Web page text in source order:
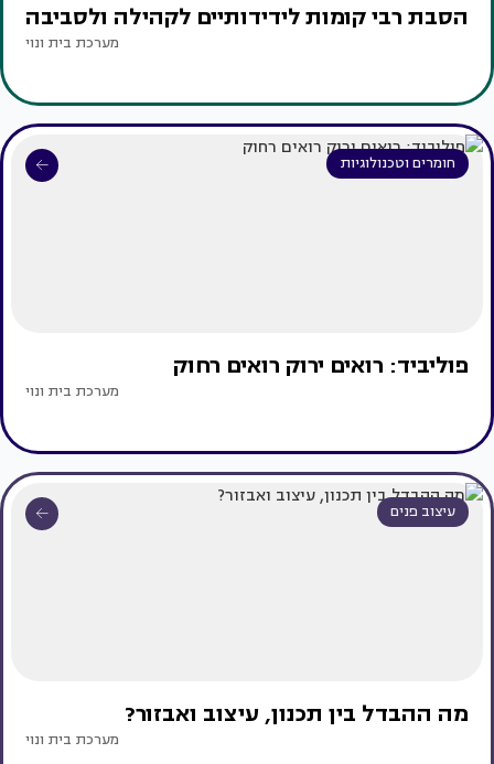
הסבת רבי קומות לידידותיים לקהילה ולסביבה
מערכת בית ונוי
חומרים וטכנולוגיות
פוליביד: רואים ירוק רואים רחוק
מערכת בית ונוי
עיצוב פנים
מה ההבדל בין תכנון, עיצוב ואבזור?
מערכת בית ונוי